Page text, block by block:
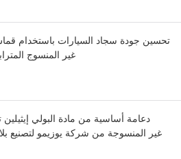
تحسين جودة سجاد السيارات باستخدام
غير المنسوج
دعامة أساسية من مادة البولي إيثيلين